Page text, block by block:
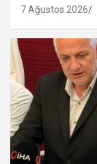
7 Ağustos 2026